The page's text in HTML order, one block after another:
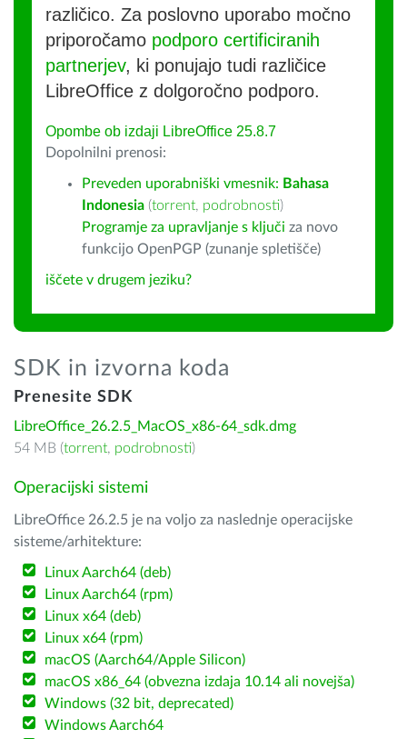
različico. Za poslovno uporabo močno
priporočamo podporo certificiranih
partnerjev, ki ponujajo tudi različice
LibreOffice z dolgoročno podporo.
Opombe ob izdaji LibreOffice 25.8.7
Dopolnilni prenosi:
Preveden uporabniški vmesnik: Bahasa
Indonesia (torrent, podrobnosti)
Programje za upravljanje s ključi za novo
funkcijo OpenPGP (zunanje spletišče)
iščete v drugem jeziku?
SDK in izvorna koda
Prenesite SDK
LibreOffice_26.2.5_MacOS_x86-64_sdk.dmg
54 MB (torrent, podrobnosti)
Operacijski sistemi
LibreOffice 26.2.5 je na voljo za naslednje operacijske
sisteme/arhitekture:
Linux Aarch64 (deb)
Linux Aarch64 (rpm)
Linux x64 (deb)
Linux x64 (rpm)
macOS (Aarch64/Apple Silicon)
macOS x86_64 (obvezna izdaja 10.14 ali novejša)
Windows (32 bit, deprecated)
Windows Aarch64